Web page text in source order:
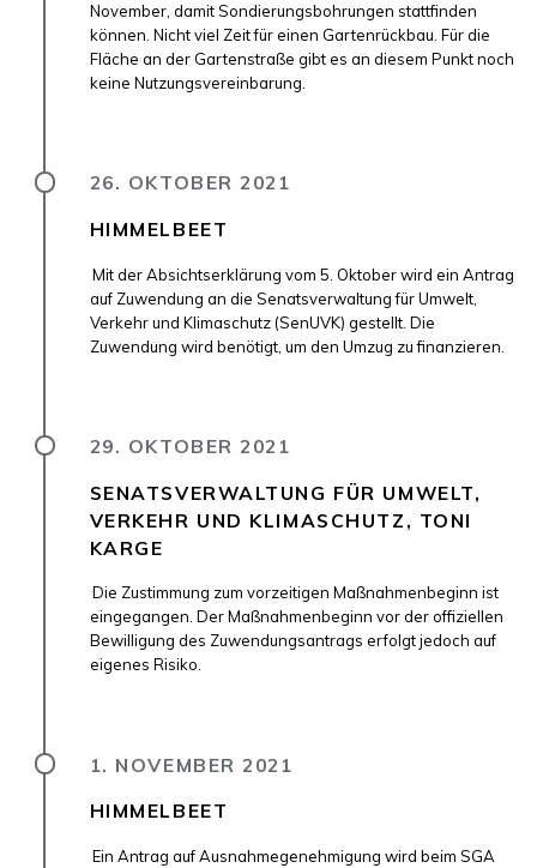
November, damit Sondierungsbohrungen stattfinden
können. Nicht viel Zeit für einen Gartenrückbau. Für die
Fläche an der Gartenstraße gibt es an diesem Punkt noch
keine Nutzungsvereinbarung.
26. OKTOBER 2021
HIMMELBEET
Mit der Absichtserklärung vom 5. Oktober wird ein Antrag
auf Zuwendung an die Senatsverwaltung für Umwelt,
Verkehr und Klimaschutz (SenUVK) gestellt. Die
Zuwendung wird benötigt, um den Umzug zu finanzieren.
29. OKTOBER 2021
SENATSVERWALTUNG FÜR UMWELT,
VERKEHR UND KLIMASCHUTZ, TONI
KARGE
Die Zustimmung zum vorzeitigen Maßnahmenbeginn ist
eingegangen. Der Maßnahmenbeginn vor der offiziellen
Bewilligung des Zuwendungsantrags erfolgt jedoch auf
eigenes Risiko.
1. NOVEMBER 2021
HIMMELBEET
Ein Antrag auf Ausnahmegenehmigung wird beim SGA